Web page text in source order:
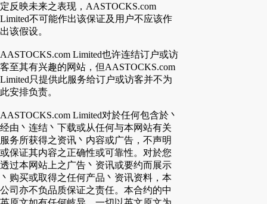
定反映未来之表现，AASTOCKS.com
Limited不可能作出该保证及用户不应该作
出该假设。
AASTOCKS.com Limited也许连结订户或访
客至其有兴趣的网站，但AASTOCKS.com
Limited只提供此服务给订户或访客并不为
此安排负责。
AASTOCKS.com Limited对於任何包含於丶
经由丶连结丶下载或从任何与本网站有关
服务所获得之资讯丶内容或广告，不声明
或保证其内容之正确性或可靠性。对於您
透过本网站上之广告丶资讯或要约而展示
丶购买或取得之任何产品丶资讯资料，本
公司亦不负品质保证之责任。本合约的中